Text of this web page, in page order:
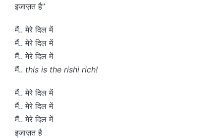
इजाज़त है”
मैं.. मेरे दिल में
मैं.. मेरे दिल में
मैं.. मेरे दिल में
मैं.. this is the rishi rich!
मैं.. मेरे दिल में
मैं.. मेरे दिल में
मैं.. मेरे दिल में
इजाज़त है